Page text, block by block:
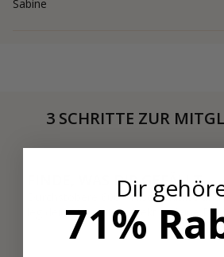
Sabine
3 SCHRITTE ZUR
01
FINDE, WAS DIR GEFÄLLT
Durchstöbere 600+ Nischendüfte und
leg deine Favoriten direkt in deine Box.
Dir
71%